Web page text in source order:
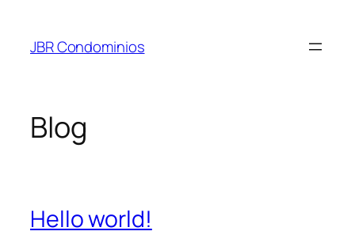
JBR Condominios
Blog
Hello world!